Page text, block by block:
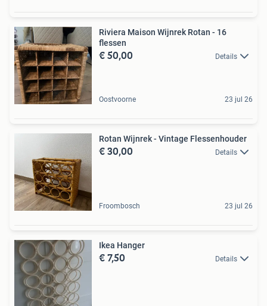
Riviera Maison Wijnrek Rotan - 16
flessen
€ 50,00 Details
Oostvoorne 23 jul 26
Rotan Wijnrek - Vintage Flessenhouder
€ 30,00 Details
Froombosch 23 jul 26
Ikea Hanger
€ 7,50 Details